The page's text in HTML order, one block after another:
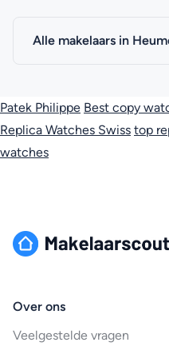
Alle makelaars in
Patek Philippe Best copy
Replica Watches Swiss top
watches
Over ons
Veelgestelde vragen